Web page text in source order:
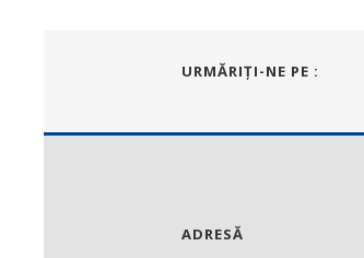
URMĂRIŢI-NE PE :
ADRESĂ